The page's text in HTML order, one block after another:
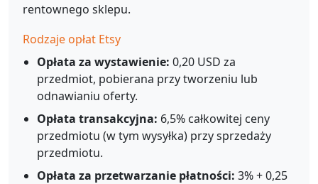
rentownego sklepu.
Rodzaje opłat Etsy
Opłata za wystawienie: 0,20 USD za
przedmiot, pobierana przy tworzeniu lub
odnawianiu oferty.
Opłata transakcyjna: 6,5% całkowitej ceny
przedmiotu (w tym wysyłka) przy sprzedaży
przedmiotu.
Opłata za przetwarzanie płatności: 3% + 0,25